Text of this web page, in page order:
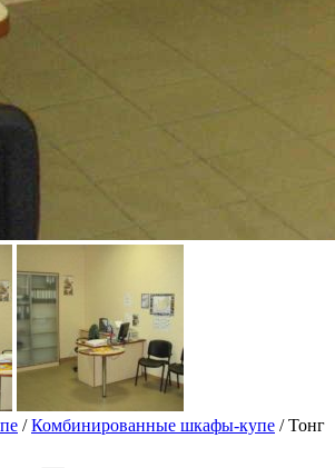
/Комбинированные шкафы-купе / Тонг